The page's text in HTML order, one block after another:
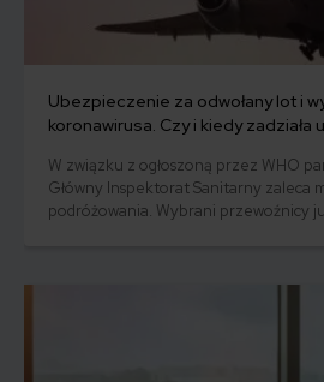
Ubezpieczenie za odwołany lot i
koronawirusa. Czy i kiedy
W związku z ogłoszoną przez WHO
Główny Inspektorat Sanitarny zaleca
podróżowania. Wybrani przewoźnicy